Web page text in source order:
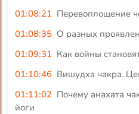
01:08:21 Перевоплощение
01:08:35 О разных
01:09:31 Как войны
01:10:46 Вишудха чакра.
01:11:02 Почему анахата
йоги